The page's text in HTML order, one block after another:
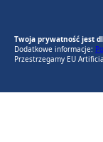
Twoja prywatność jest
Dodatkowe informacje:
Przestrzegamy EU